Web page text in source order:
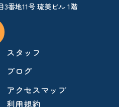
番地11号 琉美ビル 1階
スタッフ
ブログ
アクセスマップ
利用規約